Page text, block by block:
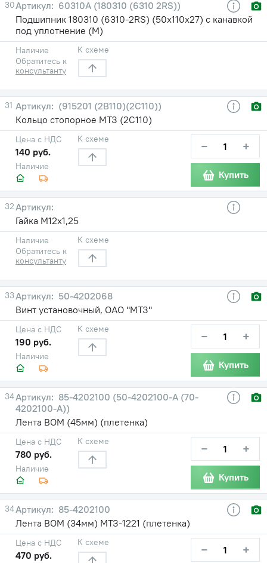
30
60310А (180310 (6310 2RS))
Подшипник 180310 (6310-2RS) (50х110х27) с канавкой
под уплотнение (М)
Наличие
Обратитесь к
консультанту
К схеме
31
(915201 (2В110)(2С110))
Кольцо стопорное МТЗ (2С110)
Наличие
Цена с НДС
140 руб.
К схеме − +
Купить
32
Гайка М12х1,25
Наличие
Обратитесь к
консультанту
К схеме
33
50-4202068
Винт установочный, ОАО "МТЗ"
Наличие
Цена с НДС
190 руб.
К схеме − +
Купить
34
85-4202100 (50-4202100-А (70-
4202100-А))
Лента ВОМ (45мм) (плетенка)
Наличие
Цена с НДС
780 руб.
К схеме − +
Купить
34
85-4202100
Лента ВОМ (34мм) МТЗ-1221 (плетенка)
Цена с НДС
470 руб.
К схеме − +